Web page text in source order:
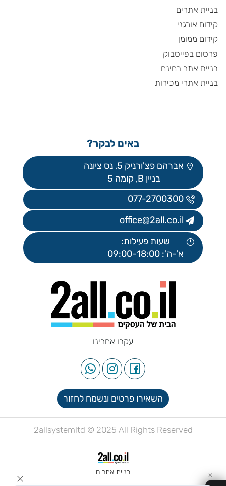
בניית אתרים
קידום אורגני
קידום ממומן
פרסום בפייסבוק
בניית אתר בחינם
בניית אתרי מכירות
באים לבקר?
אברהם פצ'ורניק 5, נס ציונה
בניין B, קומה 5
077-2700300
office@2all.co.il
שעות פעילות:
א'-ה': 09:00-18:00
עקבו אחרינו
השאירו פרטים ונשמח לחזור
2allsystemltd © 2025 All Rights Reserved
בניית אתרים ✕